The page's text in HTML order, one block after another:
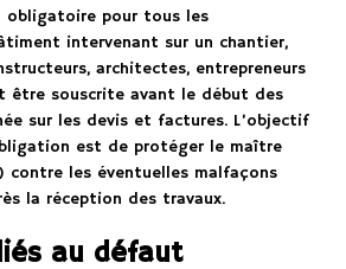
obligatoire pour tous les
intervenant sur un chantier,
architectes, entrepreneurs
être souscrite avant le début des
sur les devis et factures. L’objectif
est de protéger le maître
contre les éventuelles malfaçons
la réception des travaux.
au défaut